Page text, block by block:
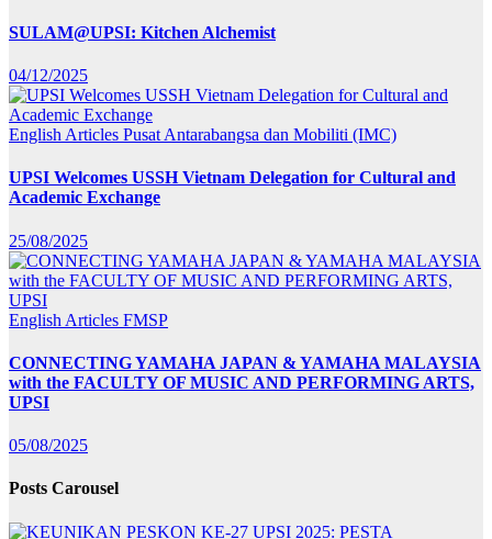
SULAM@UPSI: Kitchen Alchemist
04/12/2025
English Articles Pusat Antarabangsa dan Mobiliti (IMC)
UPSI Welcomes USSH Vietnam Delegation for Cultural and
Academic Exchange
25/08/2025
English Articles FMSP
CONNECTING YAMAHA JAPAN & YAMAHA MALAYSIA
with the FACULTY OF MUSIC AND PERFORMING ARTS,
UPSI
05/08/2025
Posts Carousel